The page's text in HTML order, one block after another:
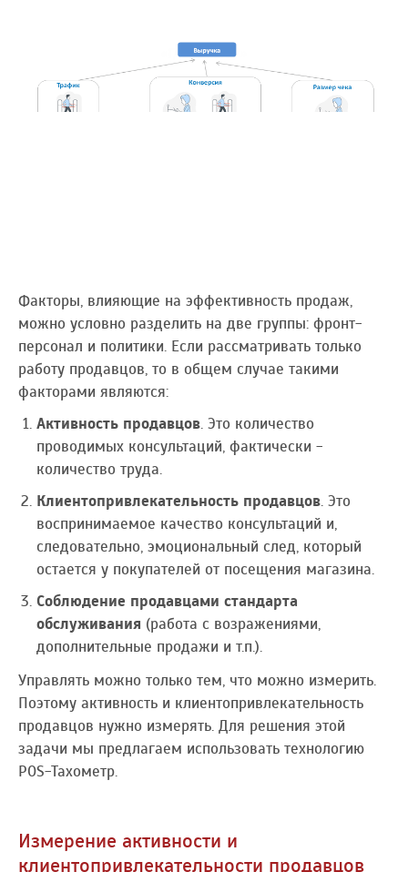
Факторы, влияющие на эффективность продаж,
можно условно разделить на две группы: фронт-
персонал и политики. Если рассматривать только
работу продавцов, то в общем случае такими
факторами являются:
Активность продавцов. Это количество
проводимых консультаций, фактически -
количество труда.
Клиентопривлекательность продавцов. Это
воспринимаемое качество консультаций и,
следовательно, эмоциональный след, который
остается у покупателей от посещения магазина.
Соблюдение продавцами стандарта
обслуживания (работа с возражениями,
дополнительные продажи и т.п.).
Управлять можно только тем, что можно измерить.
Поэтому активность и клиентопривлекательность
продавцов нужно измерять. Для решения этой
задачи мы предлагаем использовать технологию
POS-Тахометр.
Измерение активности и
клиентопривлекательности продавцов